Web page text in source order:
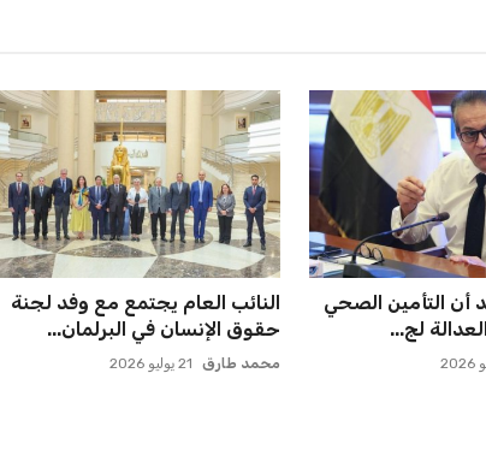
أن التأمين الصحي
لج...
النائب العام يجتمع مع وفد لجنة
حقوق الإنسان في البرلمان...
محمد طارق 21 يوليو 2026